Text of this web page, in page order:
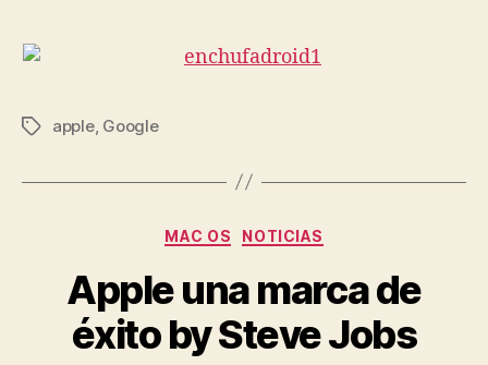
Etiquetas
apple, Google
Categorías
MAC OS NOTICIAS
Apple una marca de
éxito by Steve Jobs